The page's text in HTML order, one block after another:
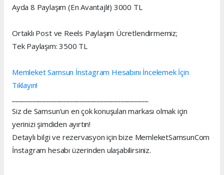
Ayda 8 Paylaşım (En Avantajlı!) 3000 TL
Ortaklı Post ve Reels Paylaşım Ücretlendirmemiz;
Tek Paylaşım: 3500 TL
Memleket Samsun İnstagram Hesabını İncelemek İçin
Tıklayın!
Siz de Samsun’un en çok konuşulan markası olmak için
yerinizi şimdiden ayırtın!
Detaylı bilgi ve rezervasyon için bize MemleketSamsunCom
İnstagram hesabı üzerinden ulaşabilirsiniz.